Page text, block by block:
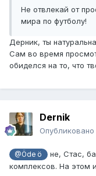
Не отвлекай от
мира по футболу!
Дерник, ты
Сам во время
обиделся на то, что
Dernik
Опубликовано
@Öde ö
не, Стас,
комплексов. На этом